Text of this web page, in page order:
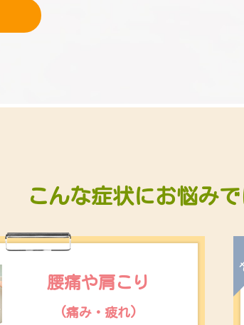
こんな症状にお悩み
腰痛や肩こり
(痛み・疲れ)